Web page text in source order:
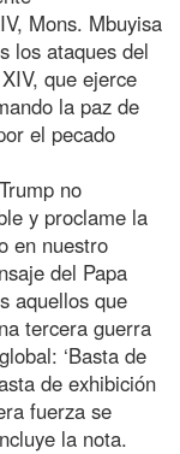
Mons. Mbuyisa
los ataques del
que ejerce
la paz de
el pecado
no
y proclame la
en nuestro
del Papa
aquellos que
tercera guerra
‘Basta de
de exhibición
fuerza se
la nota.